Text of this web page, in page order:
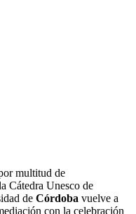
multitud de
Cátedra Unesco de
de Córdoba vuelve a
con la celebración